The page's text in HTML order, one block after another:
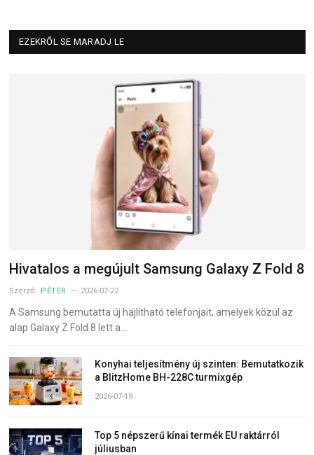
EZEKRŐL SE MARADJ LE
Hivatalos a megújult Samsung Galaxy Z Fold 8
Szerző: PÉTER 2026-07-22
A Samsung bemutatta új hajlítható telefonjait, amelyek közül az
alap Galaxy Z Fold 8 lett a…
Konyhai teljesítmény új szinten: Bemutatkozik
a BlitzHome BH-228C turmixgép
2026-07-19
Top 5 népszerű kínai termék EU raktárról
júliusban